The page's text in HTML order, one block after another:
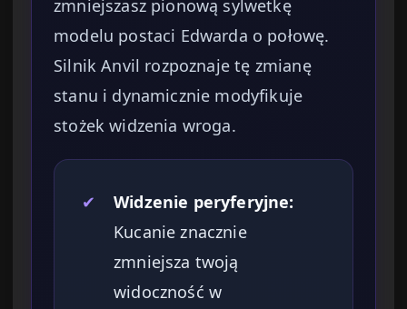
zmniejszasz pionową sylwetkę
modelu postaci Edwarda o połowę.
Silnik Anvil rozpoznaje tę zmianę
stanu i dynamicznie modyfikuje
stożek widzenia wroga.
✔
Widzenie peryferyjne:
Kucanie znacznie
zmniejsza twoją
widoczność w